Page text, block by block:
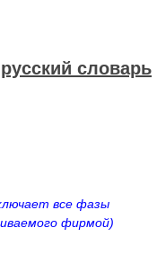
словарь
все фазы
фирмой)